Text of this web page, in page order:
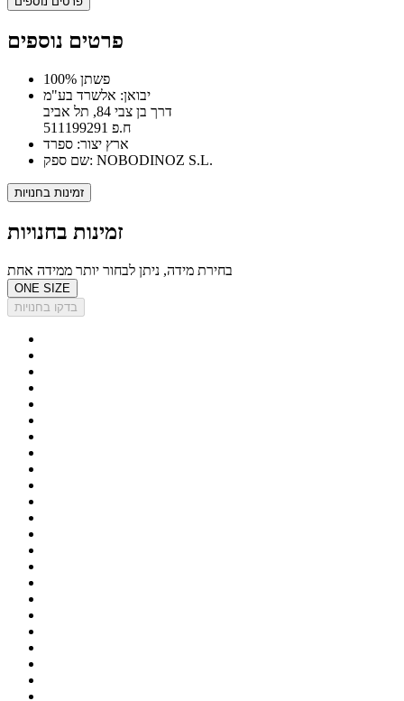
פרטים נוספים
100% פשתן
יבואן: אלשרד בע"מ
דרך בן צבי 84, תל אביב
ח.פ 511199291
ארץ יצור: ספרד
שם ספק: NOBODINOZ S.L.
זמינות בחנויות
זמינות בחנויות
בחירת מידה, ניתן לבחור יותר ממידה אחת
ONE SIZE
בדקו בחנויות